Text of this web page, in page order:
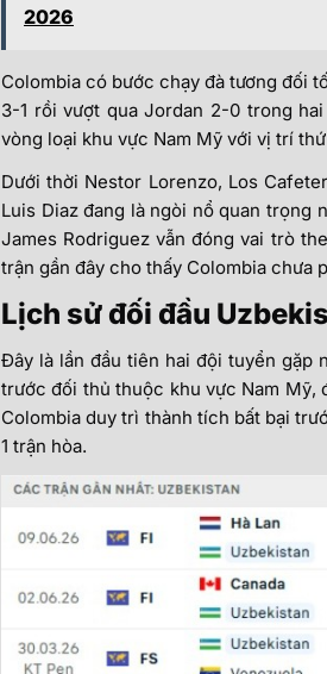
2026
Colombia có bước chạy đà tương đối
3-1 rồi vượt qua Jordan 2-0 trong
vòng loại khu vực Nam Mỹ với vị trí
Dưới thời Nestor Lorenzo, Los
Luis Diaz đang là ngòi nổ quan trọng
James Rodriguez vẫn đóng vai trò
trận gần đây cho thấy Colombia chưa
Lịch sử đối đầu
Đây là lần đầu tiên hai đội tuyển gặp
trước đối thủ thuộc khu vực Nam Mỹ,
Colombia duy trì thành tích bất bại
1 trận hòa.